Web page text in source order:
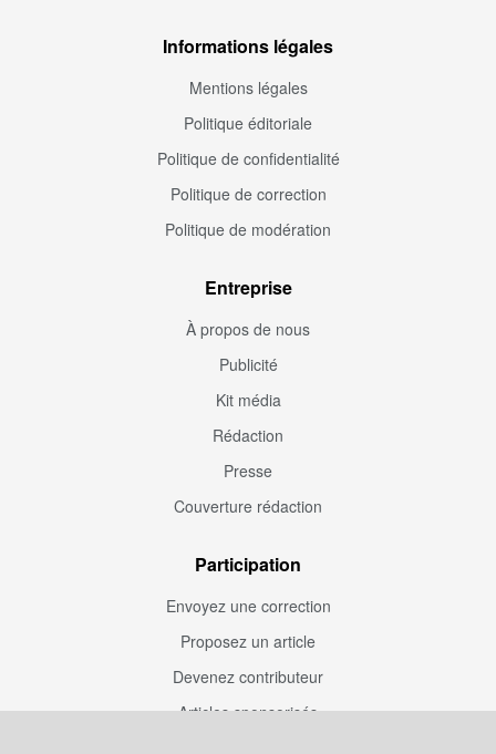
Informations légales
Mentions légales
Politique éditoriale
Politique de confidentialité
Politique de correction
Politique de modération
Entreprise
À propos de nous
Publicité
Kit média
Rédaction
Presse
Couverture rédaction
Participation
Envoyez une correction
Proposez un article
Devenez contributeur
Articles sponsorisés